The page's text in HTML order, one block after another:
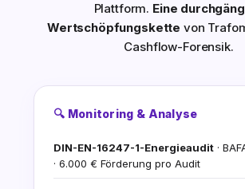
Plattform. Eine
Wertschöpfungskette von
Cashflow-Forensik.
🔍 Monitoring & Analyse
DIN-EN-16247-1-Energieaudit ·
· 6.000 € Förderung pro Audit